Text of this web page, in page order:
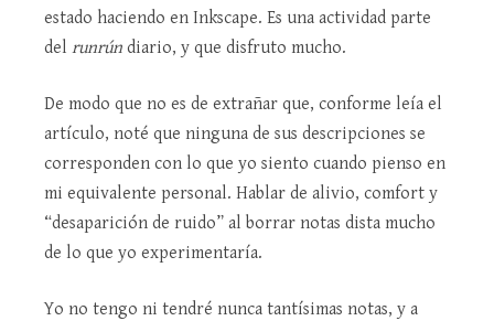
estado haciendo en Inkscape. Es una actividad parte
del runrún diario, y que disfruto mucho.
De modo que no es de extrañar que, conforme leía el
artículo, noté que ninguna de sus descripciones se
corresponden con lo que yo siento cuando pienso en
mi equivalente personal. Hablar de alivio, comfort y
“desaparición de ruido” al borrar notas dista mucho
de lo que yo experimentaría.
Yo no tengo ni tendré nunca tantísimas notas, y a